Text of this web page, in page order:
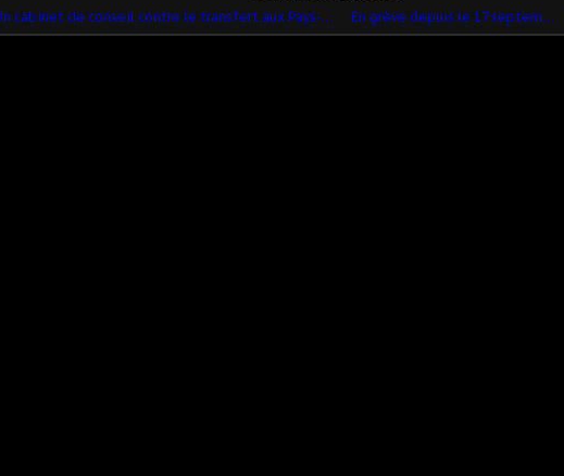
Unilever: Un cabinet de conseil contre le transfert aux Pays-Bas En grève depuis le 17 septembre